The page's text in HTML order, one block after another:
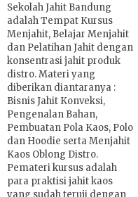
Sekolah Jahit Bandung
adalah Tempat Kursus
Menjahit, Belajar Menjahit
dan Pelatihan Jahit dengan
konsentrasi jahit produk
distro. Materi yang
diberikan diantaranya :
Bisnis Jahit Konveksi,
Pengenalan Bahan,
Pembuatan Pola Kaos, Polo
dan Hoodie serta Menjahit
Kaos Oblong Distro.
Pemateri kursus adalah
para praktisi jahit kaos
yang sudah teruji dengan